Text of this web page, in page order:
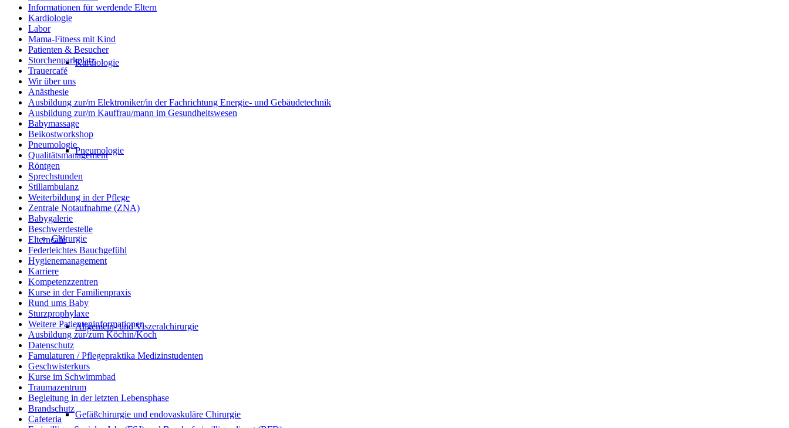
Kardiologie
Pneumologie
Chirurgie
Allgemein- und Viszeralchirurgie
Gefäßchirurgie und endovaskuläre Chirurgie
Informationen für werdende Eltern
Kardiologie
Labor
Mama-Fitness mit Kind
Patienten & Besucher
Storchenparkplatz
Trauercafé
Wir über uns
Anästhesie
Ausbildung zur/m Elektroniker/in der Fachrichtung Energie- und Gebäudetechnik
Ausbildung zur/m Kauffrau/mann im Gesundheitswesen
Babymassage
Beikostworkshop
Pneumologie
Qualitätsmanagement
Röntgen
Sprechstunden
Stillambulanz
Weiterbildung in der Pflege
Zentrale Notaufnahme (ZNA)
Babygalerie
Beschwerdestelle
Elterncafé
Federleichtes Bauchgefühl
Hygienemanagement
Karriere
Kompetenzzentren
Kurse in der Familienpraxis
Rund ums Baby
Sturzprophylaxe
Weitere Patienteninformationen
Ausbildung zur/zum Köchin/Koch
Datenschutz
Famulaturen / Pflegepraktika Medizinstudenten
Geschwisterkurs
Kurse im Schwimmbad
Traumazentrum
Begleitung in der letzten Lebensphase
Brandschutz
Cafeteria